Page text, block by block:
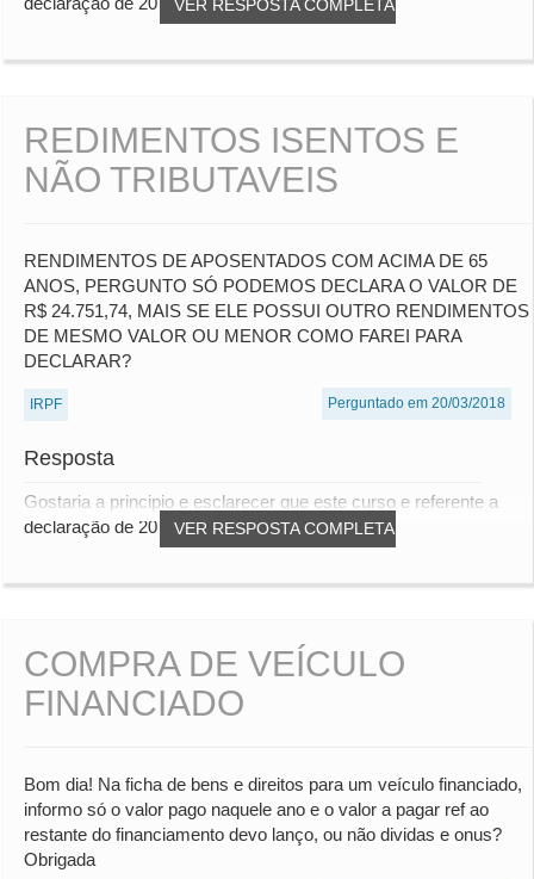
VER RESPOSTA COMPLETA
REDIMENTOS ISENTOS E
NÃO TRIBUTAVEIS
RENDIMENTOS DE APOSENTADOS COM ACIMA DE 65
ANOS, PERGUNTO SÓ PODEMOS DECLARA O VALOR DE
R$ 24.751,74, MAIS SE ELE POSSUI OUTRO RENDIMENTOS
DE MESMO VALOR OU MENOR COMO FAREI PARA
DECLARAR?
IRPF Perguntado em 20/03/2018
Resposta
VER RESPOSTA COMPLETA
Gostaria a principio e esclarecer que este curso e referente a
declaração de 2017, porém muito do co...
COMPRA DE VEÍCULO
FINANCIADO
Bom dia! Na ficha de bens e direitos para um veículo financiado,
informo só o valor pago naquele ano e o valor a pagar ref ao
restante do financiamento devo lanço, ou não dividas e onus?
Obrigada